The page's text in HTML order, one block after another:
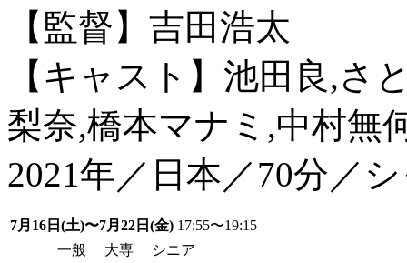
【監督】吉田浩太
【キャスト】池田良,さ
梨奈,橋本マナミ,中村無
2021年／日本／70分／
7月16日(土)〜7月22日(金) 17:55〜19:15
一般
大専
シニア